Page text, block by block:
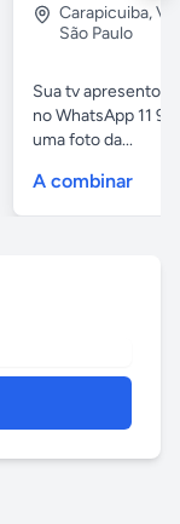
Carapicuiba,
São Paulo
Sua tv apresentou
no WhatsApp 11
uma foto da...
A combinar